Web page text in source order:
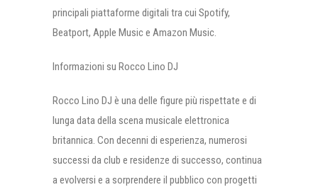
principali piattaforme digitali tra cui Spotify,
Beatport, Apple Music e Amazon Music.
Informazioni su Rocco Lino DJ
Rocco Lino DJ è una delle figure più rispettate e di
lunga data della scena musicale elettronica
britannica. Con decenni di esperienza, numerosi
successi da club e residenze di successo, continua
a evolversi e a sorprendere il pubblico con progetti